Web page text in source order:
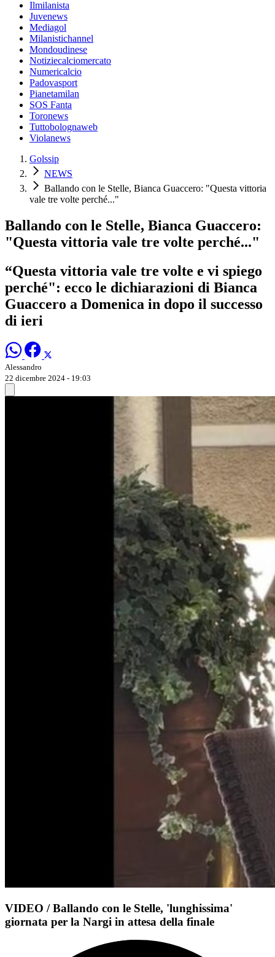
Ilmilanista
Juvenews
Mediagol
Milanistichannel
Mondoudinese
Notiziecalciomercato
Numericalcio
Padovasport
Pianetamilan
SOS Fanta
Toronews
Tuttobolognaweb
Violanews
Golssip
NEWS
Ballando con le Stelle, Bianca Guaccero: "Questa vittoria
vale tre volte perché..."
Ballando con le Stelle, Bianca Guaccero:
"Questa vittoria vale tre volte perché..."
“Questa vittoria vale tre volte e vi spiego
perché": ecco le dichiarazioni di Bianca
Guaccero a Domenica in dopo il successo
di ieri
Alessandro
22 dicembre 2024 - 19:03
VIDEO / Ballando con le Stelle, 'lunghissima'
giornata per la Nargi in attesa della finale